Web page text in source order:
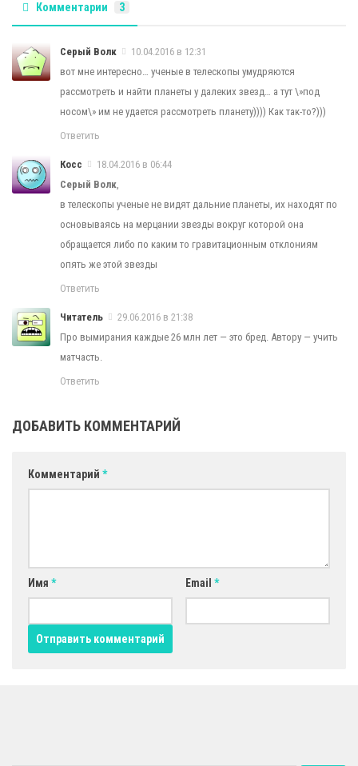
Комментарии 3
Серый Волк
10.04.2016 в 12:31
вот мне интересно… ученые в телескопы умудряются
рассмотреть и найти планеты у далеких звезд… а тут \»под
носом\» им не удается рассмотреть планету)))) Как так-то?)))
Ответить
Косс
18.04.2016 в 06:44
Серый Волк,
в телескопы ученые не видят дальние планеты, их находят по
основываясь на мерцании звезды вокруг которой она
обращается либо по каким то гравитационным отклониям
опять же этой звезды
Ответить
Читатель
29.06.2016 в 21:38
Про вымирания каждые 26 млн лет — это бред. Автору — учить
матчасть.
Ответить
ДОБАВИТЬ КОММЕНТАРИЙ
Комментарий *
Имя * Email *